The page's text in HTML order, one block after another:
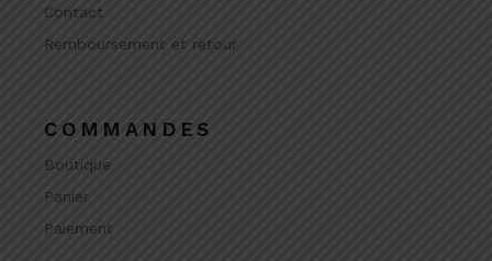
Contact
Remboursement et retour
COMMANDES
Boutique
Panier
Paiement